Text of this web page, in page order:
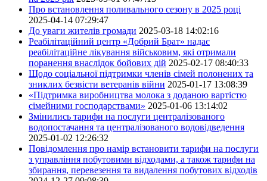
Про встановлення поливального сезону в 2025 році
2025-04-14 07:29:47
До уваги жителів громади 2025-03-18 14:02:16
Реабілітаційний центр «Добрий Брат» надає
реабілітаційне лікування військовим, які отримали
поранення внаслідок бойових дій 2025-02-17 08:40:33
Щодо соціальної підтримки членів сімей полонених та
зниклих безвісти ветеранів війни 2025-01-17 13:08:39
«Підтримка виробництва молока з доданою вартістю
сімейними господарствами» 2025-01-06 13:14:02
Змінились тарифи на послуги централізованого
водопостачання та централізованого водовідведення
2025-01-02 12:26:32
Повідомлення про намір встановити тарифи на послуги
з управління побутовими відходами, а також тарифи на
збирання, перевезення та видалення побутових відходів